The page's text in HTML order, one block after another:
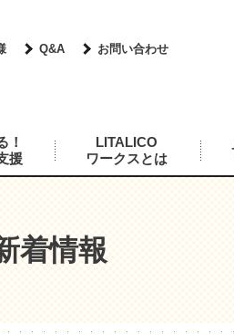
Q&A お問い合わせ
！
援
LITALICO
ワークスとは
着情報